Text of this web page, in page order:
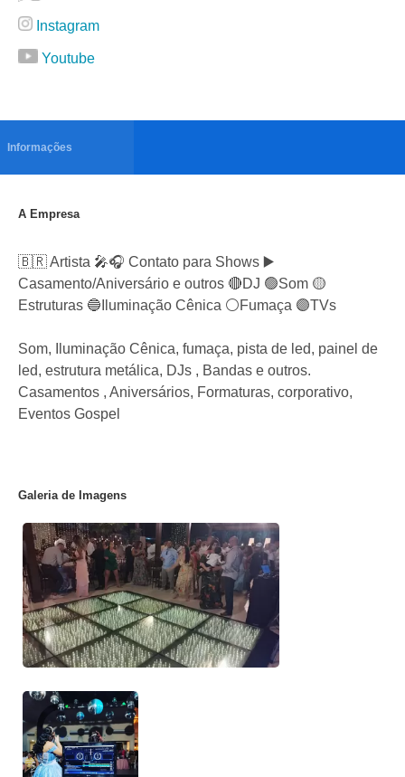
Instagram
Youtube
Informações
A Empresa
🇧🇷 Artista 🎤🎧 Contato para Shows ▶️
Casamento/Aniversário e outros 🔴DJ 🟢Som 🟡
Estruturas 🔵Iluminação Cênica ⚪️Fumaça 🟣TVs
Som, Iluminação Cênica, fumaça, pista de led, painel de
led, estrutura metálica, DJs , Bandas e outros.
Casamentos , Aniversários, Formaturas, corporativo,
Eventos Gospel
Galeria de Imagens